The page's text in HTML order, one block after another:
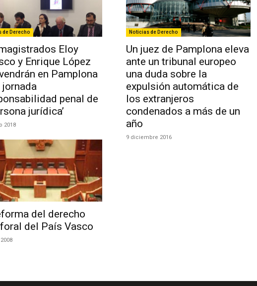
de Derecho
Eloy
y Enrique López
en Pamplona
jornada
penal de
jurídica’
2018
Noticias de Derecho
Un juez de Pamplona eleva
ante un tribunal europeo
una duda sobre la
expulsión automática de
los extranjeros
condenados a más de un
año
9 diciembre 2016
del derecho
del País Vasco